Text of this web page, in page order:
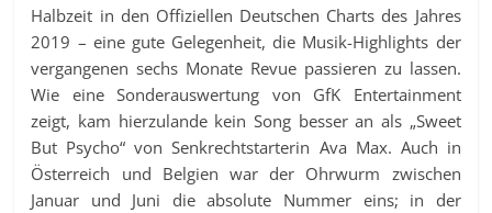
Halbzeit in den Offiziellen Deutschen Charts des Jahres
2019 – eine gute Gelegenheit, die Musik-Highlights der
vergangenen sechs Monate Revue passieren zu lassen.
Wie eine Sonderauswertung von GfK Entertainment
zeigt, kam hierzulande kein Song besser an als „Sweet
But Psycho“ von Senkrechtstarterin Ava Max. Auch in
Österreich und Belgien war der Ohrwurm zwischen
Januar und Juni die absolute Nummer eins; in der